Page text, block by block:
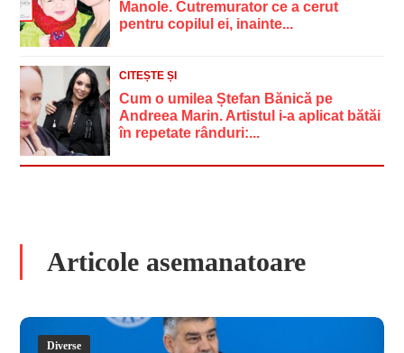
Manole. Cutremurator ce a cerut
pentru copilul ei, inainte...
CITEȘTE ȘI
Cum o umilea Ștefan Bănică pe
Andreea Marin. Artistul i-a aplicat bătăi
în repetate rânduri:...
Articole asemanatoare
Diverse